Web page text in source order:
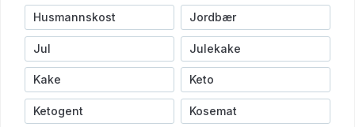
Husmannskost Jordbær
Jul Julekake
Kake Keto
Ketogent Kosemat